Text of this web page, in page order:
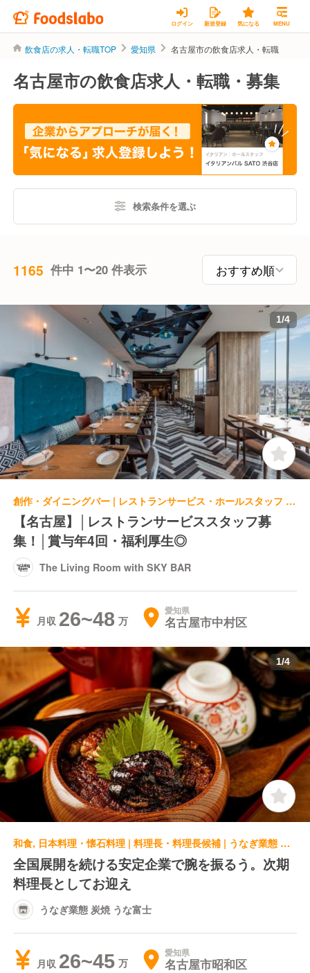
ログイン 新規登録 気になる MENU
飲食店の求人・転職TOP 愛知県 名古屋市の飲食店求人・転職
名古屋市の飲食店求人・転職・募集
検索条件を選ぶ
1165 件中 1〜20 件表示
1/4
創作・ダイニングバー | レストランサービス・ホールスタッフ | The Living Room with SKY BAR
【名古屋】│レストランサービススタッフ募
集！│賞与年4回・福利厚生◎
The Living Room with SKY BAR
月収 26~48 愛知県
名古屋市中村区
1/4
和食, 日本料理・懐石料理 | 料理長・料理長候補 | うなぎ業態 炭焼 うな富士
全国展開を続ける安定企業で腕を振るう。次期
料理長としてお迎え
うなぎ業態 炭焼 うな富士
月収 26~45 愛知県
名古屋市昭和区